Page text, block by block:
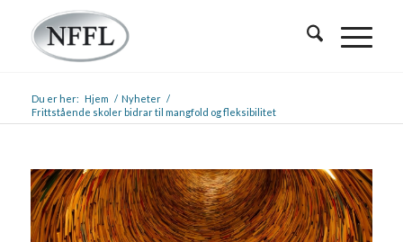
Du er her: Hjem / Nyheter /
Frittstående skoler bidrar til mangfold og fleksibilitet